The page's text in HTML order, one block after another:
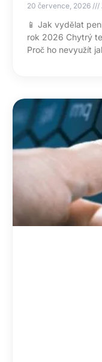
20 července, 2026
📱 Jak vydělat
rok 2026 Chytrý
Proč ho nevyužít